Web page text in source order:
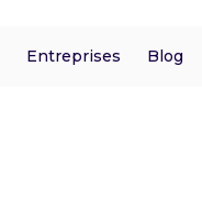
Entreprises Blog